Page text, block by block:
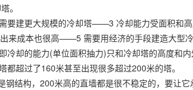
。
更大规模的冷却塔——3 冷却能力受面积和高
来成本也很高——5 需要用经济的手段建造大型
却的能力(单位面积抽力)只和冷却塔的高度和
超过了160米甚至出现很多超过200米的塔。
结构，200米高的直墙都是很不稳定的，要让它